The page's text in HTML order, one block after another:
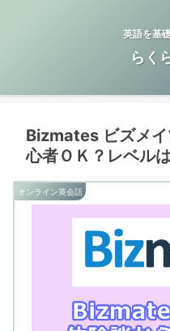
英語を基
らく
Bizmates ビズメ
心者ＯＫ？レベル
オンライン英会話